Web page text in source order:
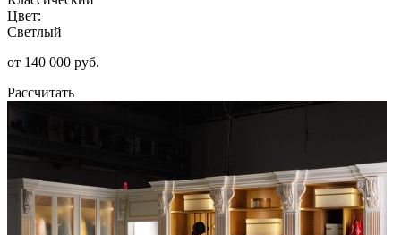
Цвет:
Светлый
от 140 000 руб.
Рассчитать